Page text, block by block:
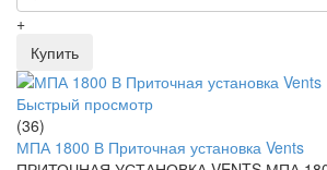
+
Купить
Быстрый просмотр
(36)
МПА 1800 В Приточная установка Vents